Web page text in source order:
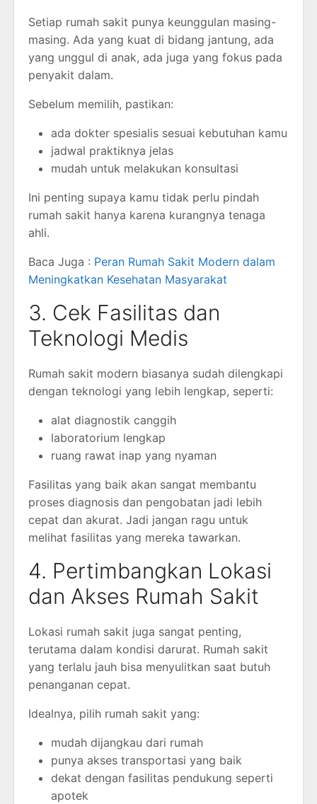
Setiap rumah sakit punya keunggulan masing-
masing. Ada yang kuat di bidang jantung, ada
yang unggul di anak, ada juga yang fokus pada
penyakit dalam.
Sebelum memilih, pastikan:
ada dokter spesialis sesuai kebutuhan kamu
jadwal praktiknya jelas
mudah untuk melakukan konsultasi
Ini penting supaya kamu tidak perlu pindah
rumah sakit hanya karena kurangnya tenaga
ahli.
Baca Juga : Peran Rumah Sakit Modern dalam
Meningkatkan Kesehatan Masyarakat
3. Cek Fasilitas dan
Teknologi Medis
Rumah sakit modern biasanya sudah dilengkapi
dengan teknologi yang lebih lengkap, seperti:
alat diagnostik canggih
laboratorium lengkap
ruang rawat inap yang nyaman
Fasilitas yang baik akan sangat membantu
proses diagnosis dan pengobatan jadi lebih
cepat dan akurat. Jadi jangan ragu untuk
melihat fasilitas yang mereka tawarkan.
4. Pertimbangkan Lokasi
dan Akses Rumah Sakit
Lokasi rumah sakit juga sangat penting,
terutama dalam kondisi darurat. Rumah sakit
yang terlalu jauh bisa menyulitkan saat butuh
penanganan cepat.
Idealnya, pilih rumah sakit yang:
mudah dijangkau dari rumah
punya akses transportasi yang baik
dekat dengan fasilitas pendukung seperti
apotek